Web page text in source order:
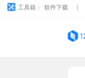
工具箱： 软件下载